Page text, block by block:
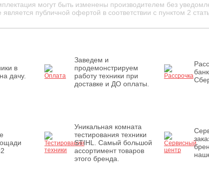
могут быть изменены производителем без
публичной офертой в соответствии с пунктом 2
в
дачу.
Заведем и
продемонстрируем
работу техники при
доставке и ДО оплаты.
Уникальная комната
тестирования техники
STIHL. Самый большой
ассортимент товаров
этого бренда.